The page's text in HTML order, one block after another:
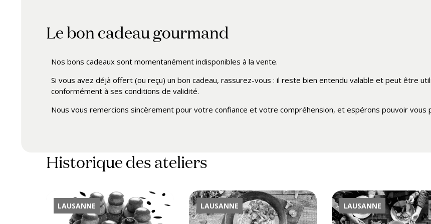
Le bon cadeau gourmand
Nos bons cadeaux sont momentanément indisponibles à la vente.
Si vous avez déjà offert (ou reçu) un bon cadeau, rassurez-vous : il reste bien entendu valable et peut être
conformément à ses conditions de validité.
Nous vous remercions sincèrement pour votre confiance et votre compréhension, et espérons pouvoir
Historique des ateliers
LAUSANNE LAUSANNE LAUSANNE